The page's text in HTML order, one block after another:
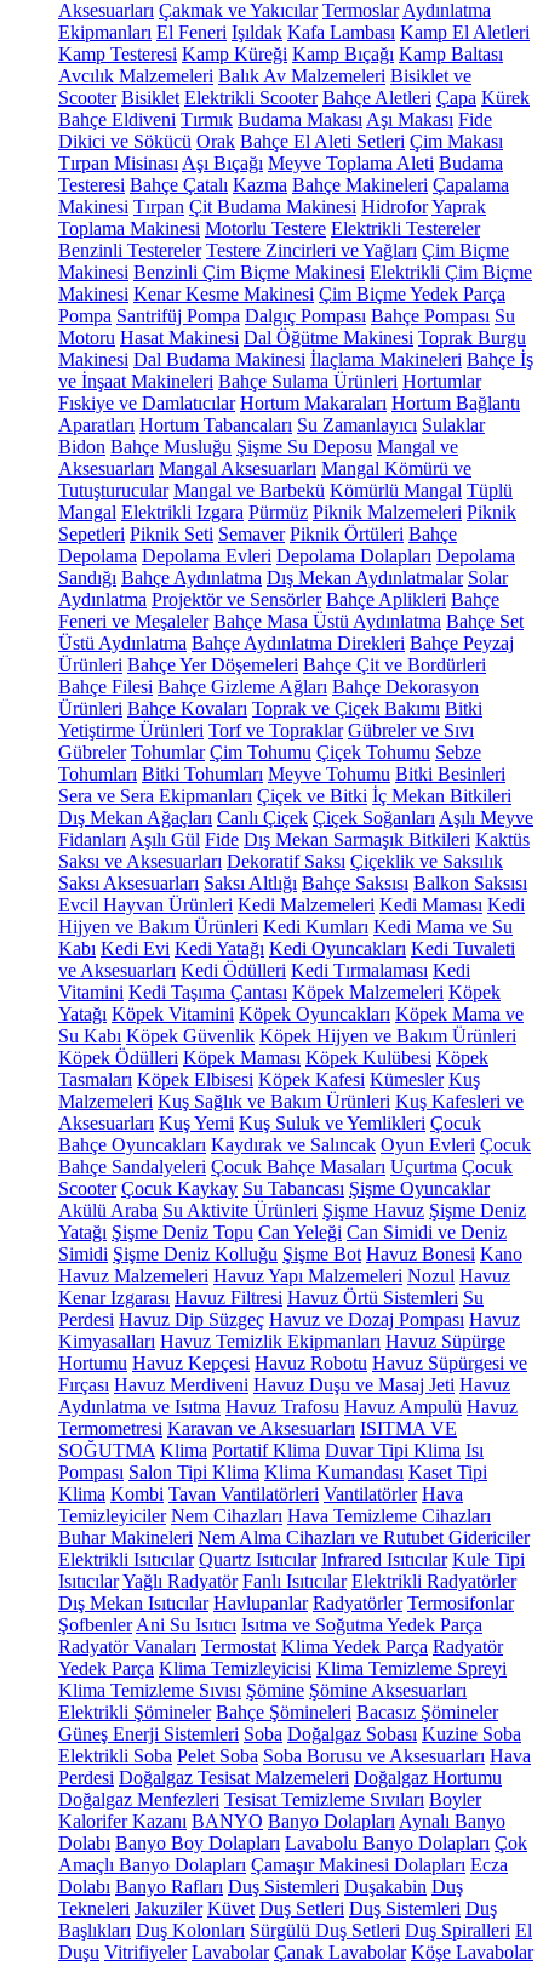
Aksesuarları Çakmak ve Yakıcılar Termoslar Aydınlatma
Ekipmanları El Feneri Işıldak Kafa Lambası Kamp El Aletleri
Kamp Testeresi Kamp Küreği Kamp Bıçağı Kamp Baltası
Avcılık Malzemeleri Balık Av Malzemeleri Bisiklet ve
Scooter Bisiklet Elektrikli Scooter Bahçe Aletleri Çapa Kürek
Bahçe Eldiveni Tırmık Budama Makası Aşı Makası Fide
Dikici ve Sökücü Orak Bahçe El Aleti Setleri Çim Makası
Tırpan Misinası Aşı Bıçağı Meyve Toplama Aleti Budama
Testeresi Bahçe Çatalı Kazma Bahçe Makineleri Çapalama
Makinesi Tırpan Çit Budama Makinesi HidroforYaprak
Toplama Makinesi Motorlu Testere Elektrikli Testereler
Benzinli Testereler Testere Zincirleri ve Yağları Çim Biçme
Makinesi Benzinli Çim Biçme Makinesi Elektrikli Çim Biçme
Makinesi Kenar Kesme Makinesi Çim Biçme Yedek Parça
Pompa Santrifüj Pompa Dalgıç Pompası Bahçe Pompası Su
Motoru Hasat Makinesi Dal Öğütme Makinesi Toprak Burgu
Makinesi Dal Budama Makinesi İlaçlama Makineleri Bahçe İş
ve İnşaat Makineleri Bahçe Sulama Ürünleri Hortumlar
Fıskiye ve Damlatıcılar Hortum Makaraları Hortum Bağlantı
Aparatları Hortum Tabancaları Su Zamanlayıcı Sulaklar
Bidon Bahçe Musluğu Şişme Su Deposu Mangal ve
Aksesuarları Mangal Aksesuarları Mangal Kömürü ve
Tutuşturucular Mangal ve Barbekü Kömürlü Mangal Tüplü
Mangal Elektrikli Izgara Pürmüz Piknik Malzemeleri Piknik
Sepetleri Piknik Seti Semaver Piknik Örtüleri Bahçe
Depolama Depolama Evleri Depolama Dolapları Depolama
Sandığı Bahçe Aydınlatma Dış Mekan Aydınlatmalar Solar
Aydınlatma Projektör ve Sensörler Bahçe Aplikleri Bahçe
Feneri ve Meşaleler Bahçe Masa Üstü Aydınlatma Bahçe Set
Üstü Aydınlatma Bahçe Aydınlatma Direkleri Bahçe Peyzaj
Ürünleri Bahçe Yer Döşemeleri Bahçe Çit ve Bordürleri
Bahçe Filesi Bahçe Gizleme Ağları Bahçe Dekorasyon
Ürünleri Bahçe Kovaları Toprak ve Çiçek Bakımı Bitki
Yetiştirme Ürünleri Torf ve Topraklar Gübreler ve Sıvı
Gübreler Tohumlar Çim Tohumu Çiçek Tohumu Sebze
Tohumları Bitki Tohumları Meyve Tohumu Bitki Besinleri
Sera ve Sera Ekipmanları Çiçek ve Bitki İç Mekan Bitkileri
Dış Mekan Ağaçları Canlı Çiçek Çiçek Soğanları Aşılı Meyve
Fidanları Aşılı Gül Fide Dış Mekan Sarmaşık Bitkileri Kaktüs
Saksı ve Aksesuarları Dekoratif Saksı Çiçeklik ve Saksılık
Saksı Aksesuarları Saksı Altlığı Bahçe Saksısı Balkon Saksısı
Evcil Hayvan Ürünleri Kedi Malzemeleri Kedi Maması Kedi
Hijyen ve Bakım Ürünleri Kedi Kumları Kedi Mama ve Su
Kabı Kedi Evi Kedi Yatağı Kedi Oyuncakları Kedi Tuvaleti
ve Aksesuarları Kedi Ödülleri Kedi Tırmalaması Kedi
Vitamini Kedi Taşıma Çantası Köpek Malzemeleri Köpek
Yatağı Köpek Vitamini Köpek Oyuncakları Köpek Mama ve
Su Kabı Köpek Güvenlik Köpek Hijyen ve Bakım Ürünleri
Köpek Ödülleri Köpek Maması Köpek Kulübesi Köpek
Tasmaları Köpek Elbisesi Köpek Kafesi Kümesler Kuş
Malzemeleri Kuş Sağlık ve Bakım Ürünleri Kuş Kafesleri ve
Aksesuarları Kuş Yemi Kuş Suluk ve Yemlikleri Çocuk
Bahçe Oyuncakları Kaydırak ve Salıncak Oyun Evleri Çocuk
Bahçe Sandalyeleri Çocuk Bahçe Masaları Uçurtma Çocuk
Scooter Çocuk Kaykay Su Tabancası Şişme Oyuncaklar
Akülü Araba Su Aktivite Ürünleri Şişme Havuz Şişme Deniz
Yatağı Şişme Deniz Topu Can Yeleği Can Simidi ve Deniz
Simidi Şişme Deniz Kolluğu Şişme Bot Havuz Bonesi Kano
Havuz Malzemeleri Havuz Yapı Malzemeleri Nozul Havuz
Kenar Izgarası Havuz Filtresi Havuz Örtü Sistemleri Su
Perdesi Havuz Dip Süzgeç Havuz ve Dozaj Pompası Havuz
Kimyasalları Havuz Temizlik Ekipmanları Havuz Süpürge
Hortumu Havuz Kepçesi Havuz Robotu Havuz Süpürgesi ve
Fırçası Havuz Merdiveni Havuz Duşu ve Masaj Jeti Havuz
Aydınlatma ve Isıtma Havuz Trafosu Havuz Ampulü Havuz
Termometresi Karavan ve Aksesuarları ISITMA VE
SOĞUTMA Klima Portatif Klima Duvar Tipi Klima Isı
Pompası Salon Tipi Klima Klima Kumandası Kaset Tipi
Klima Kombi Tavan Vantilatörleri Vantilatörler Hava
Temizleyiciler Nem Cihazları Hava Temizleme Cihazları
Buhar Makineleri Nem Alma Cihazları ve Rutubet Gidericiler
Elektrikli Isıtıcılar Quartz Isıtıcılar Infrared Isıtıcılar Kule Tipi
IsıtıcılarYağlı Radyatör Fanlı Isıtıcılar Elektrikli Radyatörler
Dış Mekan Isıtıcılar Havlupanlar Radyatörler Termosifonlar
Şofbenler Ani Su Isıtıcı Isıtma ve Soğutma Yedek Parça
Radyatör Vanaları Termostat Klima Yedek Parça Radyatör
Yedek Parça Klima Temizleyicisi Klima Temizleme Spreyi
Klima Temizleme Sıvısı Şömine Şömine Aksesuarları
Elektrikli Şömineler Bahçe Şömineleri Bacasız Şömineler
Güneş Enerji Sistemleri Soba Doğalgaz Sobası Kuzine Soba
Elektrikli Soba Pelet Soba Soba Borusu ve Aksesuarları Hava
Perdesi Doğalgaz Tesisat Malzemeleri Doğalgaz Hortumu
Doğalgaz Menfezleri Tesisat Temizleme Sıvıları Boyler
Kalorifer Kazanı BANYO Banyo Dolapları Aynalı Banyo
Dolabı Banyo Boy Dolapları Lavabolu Banyo Dolapları Çok
Amaçlı Banyo Dolapları Çamaşır Makinesi Dolapları Ecza
Dolabı Banyo Rafları Duş Sistemleri Duşakabin Duş
Tekneleri Jakuziler Küvet Duş Setleri Duş Sistemleri Duş
Başlıkları Duş Kolonları Sürgülü Duş Setleri Duş Spiralleri El
Duşu Vitrifiyeler Lavabolar Çanak Lavabolar Köşe Lavabolar